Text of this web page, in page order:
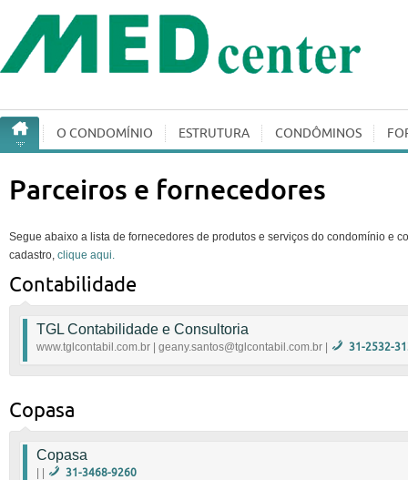
O CONDOMÍ­NIO ESTRUTURA CONDÔMINOS
Parceiros e fornecedores
Segue abaixo a lista de fornecedores de produtos e serviços do condomínio e
cadastro, clique aqui.
Contabilidade
TGL Contabilidade e Consultoria
www.tglcontabil.com.br | geany.santos@tglcontabil.com.br | 31-2532-
Apuração dos impostos Municipais , Estaduais e
www.tglcontabil.com.br|
Copasa
Copasa
31-3468-9260